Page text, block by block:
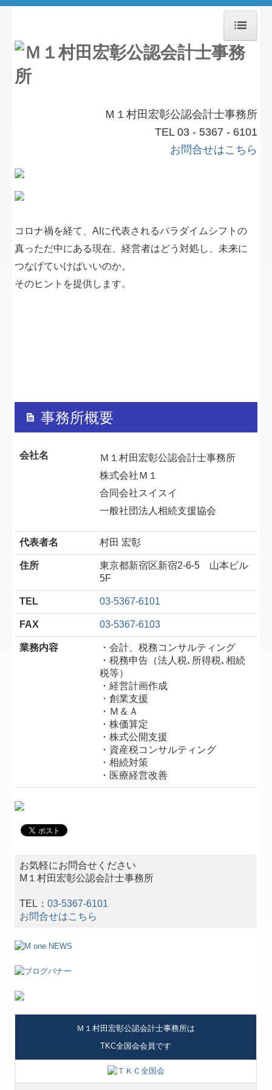
ホーム
M One News
インボイス制度
TKC FAQ
Ｍ１村田宏彰公認会計士事務所
TEL 03 - 5367 - 6101
お問合せはこちら
お気軽にお問合せください
M１村田宏彰公認会計士事務所
TEL：03-5367-6101
お問合せはこちら
Ｍ１村田宏彰公認会計士事務所は
TKC全国会会員です
コロナ禍を経て、AIに代表されるパラダイムシフトの
真っただ中にある現在、経営者はどう対処し、未来に
つなげていけばいいのか。
そのヒントを提供します。
事務所概要
会社名
Ｍ１村田宏彰公認会計士事務所
株式会社Ｍ１
合同会社スイスイ
一般社団法人相続支援協会
代表者名 村田 宏彰
住所
東京都新宿区新宿2-6-5 山本ビル
5F
TEL 03-5367-6101
FAX 03-5367-6103
業務内容
・会計、税務コンサルティング
・税務申告（法人税､所得税､相続
税等）
・経営計画作成
・創業支援
・Ｍ＆Ａ
・株価算定
・株式公開支援
・資産税コンサルティング
・相続対策
・医療経営改善